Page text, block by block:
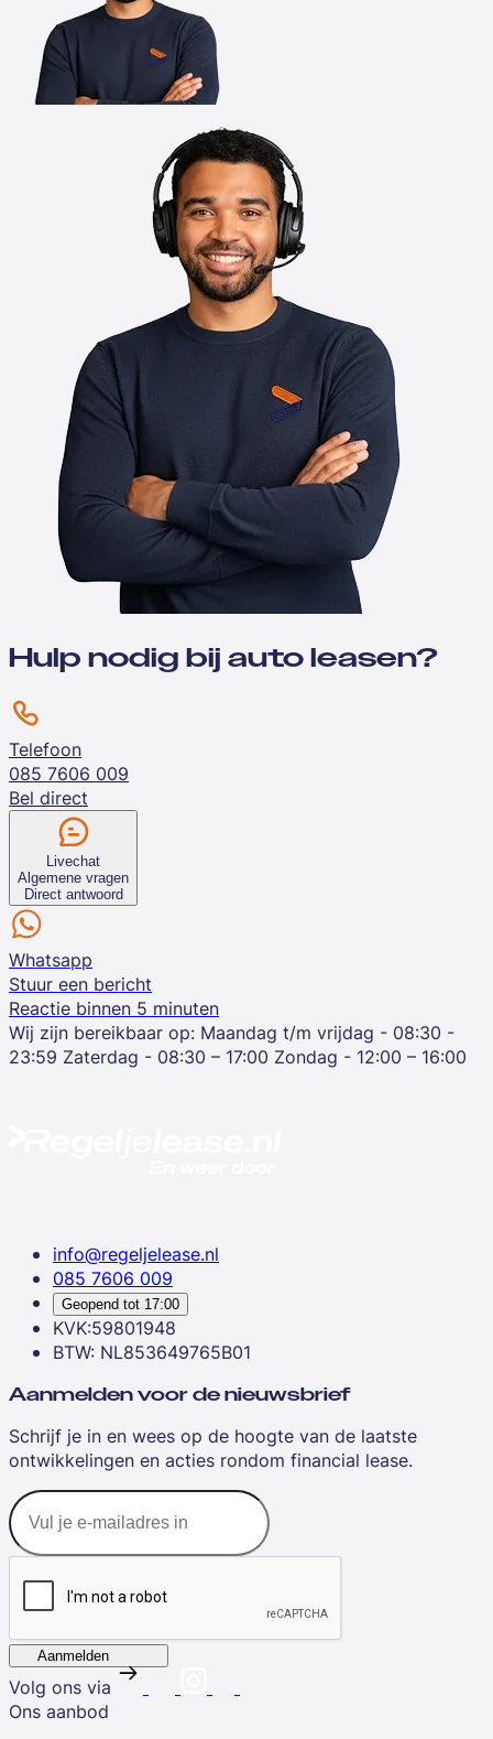
Hulp nodig bij auto leasen?
Telefoon
085 7606 009
Bel direct
Livechat
Algemene vragen
Direct antwoord
Whatsapp
Stuur een bericht
Reactie binnen 5 minuten
Wij zijn bereikbaar op: Maandag t/m vrijdag - 08:30 -
23:59 Zaterdag - 08:30 – 17:00 Zondag - 12:00 – 16:00
info@regeljelease.nl
085 7606 009
Geopend tot 17:00
KVK:59801948
BTW: NL853649765B01
Aanmelden voor de nieuwsbrief
Schrijf je in en wees op de hoogte van de laatste
ontwikkelingen en acties rondom financial lease.
Aanmelden
Volg ons via
Ons aanbod